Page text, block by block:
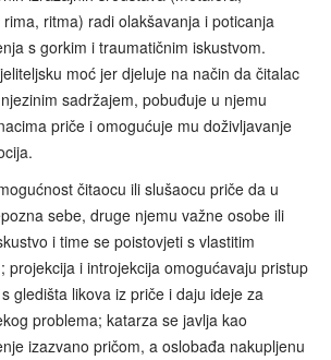
ritma) radi olakšavanja i poticanja
s gorkim i traumatičnim iskustvom.
moć jer djeluje na način da čitalac
sadržajem, pobuđuje u njemu
priče i omogućuje mu doživljavanje
čitaocu ili slušaocu priče da u
sebe, druge njemu važne osobe ili
i time se poistovjeti s vlastitim
projekcija i introjekcija omogućavaju pristup
gledišta likova iz priče i daju ideje za
problema; katarza se javlja kao
izazvano pričom, a oslobađa nakupljenu